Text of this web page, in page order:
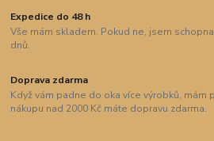
Expedice do 48 h
Vše mám skladem. Pokud ne, jsem
dnů.
Doprava zdarma
Když vám padne do oka více výrobků, mám
nákupu nad 2000 Kč máte dopravu zdarma.